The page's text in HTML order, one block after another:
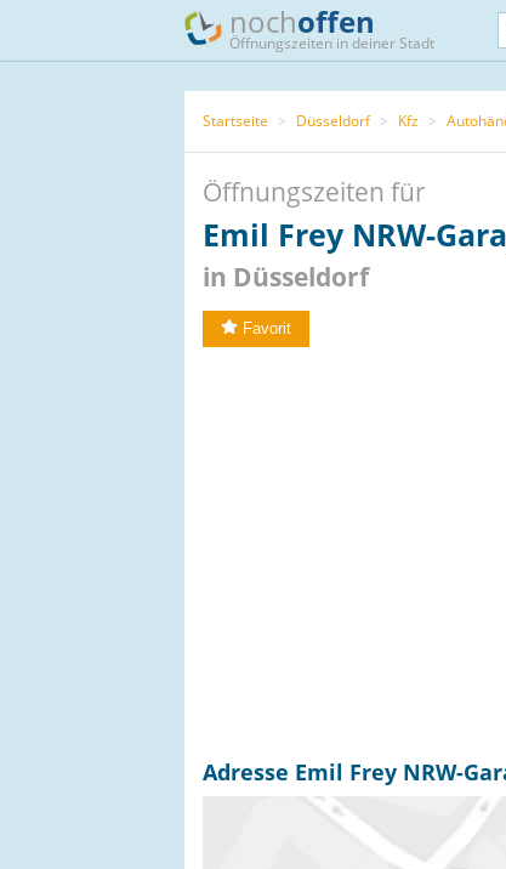
nochoffen
Öffnungszeiten in deiner Stadt
Startseite > Düsseldorf > Kfz >
Öffnungszeiten für
Emil Frey NRW-
in Düsseldorf
Favorit
Adresse Emil Frey NRW-